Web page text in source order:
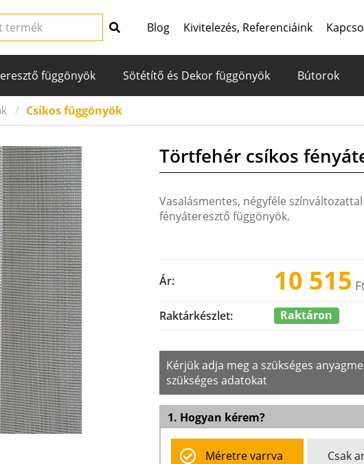
Blog Kivitelezés, Referenciáink
függönyök Sötétítő és Dekor függönyök Bútorok
Csíkos függönyök
Törtfehér csíkos
Vasalásmentes, négyféle
fényáteresztő függönyök.
Ár: 10 515
Raktárkészlet: Raktáron
Kérjük adja meg a szükséges
szükséges adatokat
1. Hogyan kérem?
Méretre varrva Csak